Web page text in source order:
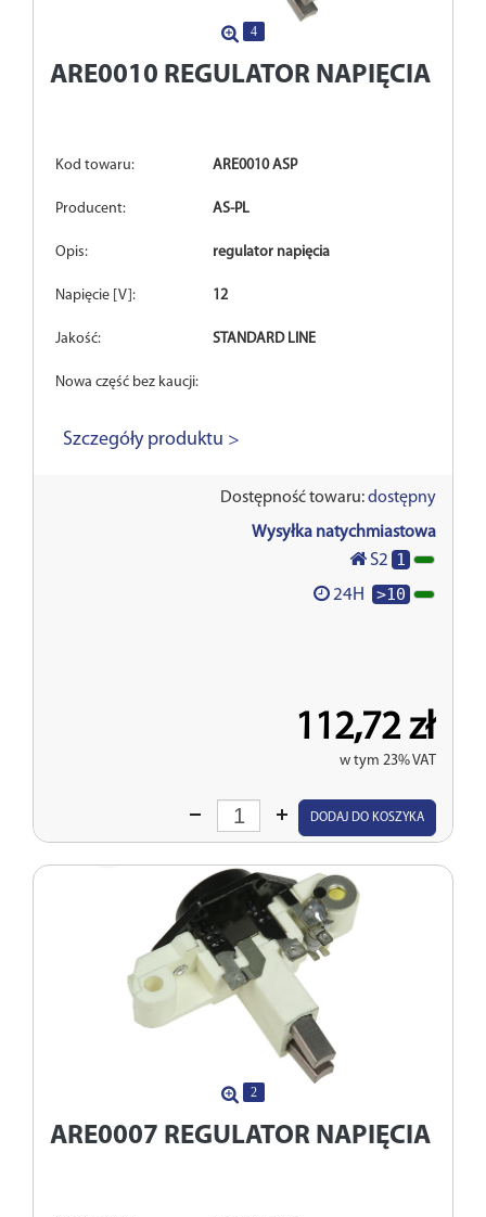
4
ARE0010 REGULATOR NAPIĘCIA
Kod towaru: ARE0010 ASP
Producent: AS-PL
Opis: regulator napięcia
Napięcie [V]: 12
Jakość: STANDARD LINE
Nowa część bez kaucji:
Szczegóły produktu >
Dostępność towaru:dostępny
Wysyłka natychmiastowa
S2 1
24H >10
112,72 zł
w tym 23% VAT
Wprowadź
DODAJ DO KOSZYKA
2
ARE0007 REGULATOR NAPIĘCIA